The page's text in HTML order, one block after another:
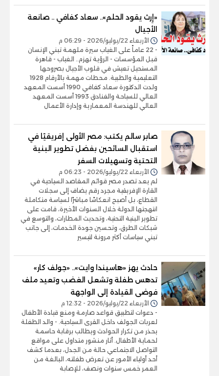
«إِرث يقود الحلم».. سعاد كفافي .. صانعة
الأجيال
الأربعاء 22/يوليو/2026 - 06:29 م
- 22 عاماً على الغياب سيرة ملهمة تبني الإنسان
قبل المؤسسات - الرؤية تهزم.. الغياب - قاهرة
المستحيل تعيش في قلوب الأجيال بصروحها
التعليمية والطبية. محطات مهمة بالأرقام 1928
ولدت الدكتورة سعاد كفافي 1990 أسست المعهد
العالي للسياحة والفنادق 1993 أسست المعهد
العالي للهندسة المعمارية وإدارة الأعمال
صابر سالم يكتب: مصر الأولى إفريقيًا في
استقبال السائحين بفضل تطوير البنية
التحتية وتسهيلات السفر
الأربعاء 22/يوليو/2026 - 06:23 م
لم يعد تصدر مصر قوائم المقاصد السياحية في
القارة الإفريقية مجرد رقم يضاف إلى سجلات
القطاع، بل أصبح انعكاسًا مباشرًا لسياسة متكاملة
انتهجتها الدولة خلال السنوات الأخيرة، قامت على
تطوير البنية التحتية، وتحديث المطارات، والتوسع في
شبكات الطرق، وتحسين جودة الخدمات، إلى جانب
تبني سياسات أكثر مرونة لتيسير
حادث يهز «هاسيندا وايت».. «جولف كار»
تدهس طفلة وتشعل الغضب وتعيد ملف
فوضى القيادة إلى الواجهة
الأربعاء 22/يوليو/2026 - 12:32 م
- دعوات لتطبيق قواعد صارمة ومنع قيادة الأطفال
لعربات الجولف داخل القرى السياحية. - والد الطفلة
يحذر من تكرار الحوادث ويطالب برقابة حاسمة
لحماية الأطفال. أثار منشور متداول على مواقع
التواصل الاجتماعي حالة من الجدل، بعدما كشف
أحد أولياء الأمور عن تعرض طفلته، البالغة من
العمر خمس سنوات ونصف، للإصابة